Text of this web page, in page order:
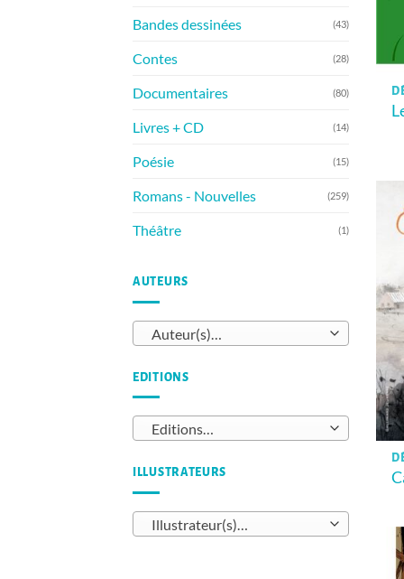
Bandes dessinées (43)
Contes (28)
Documentaires (80)
Livres + CD (14)
Poésie (15)
Romans - Nouvelles (259)
Théâtre (1)
AUTEURS
Auteur(s)…
EDITIONS
Editions…
ILLUSTRATEURS
Illustrateur(s)…